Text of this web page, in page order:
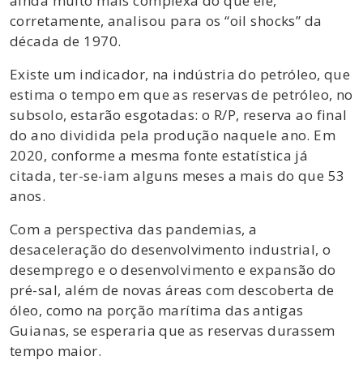
corretamente, analisou para os “oil shocks” da
década de 1970.
Existe um indicador, na indústria do petróleo, que
estima o tempo em que as reservas de petróleo, no
subsolo, estarão esgotadas: o R/P, reserva ao final
do ano dividida pela produção naquele ano. Em
2020, conforme a mesma fonte estatística já
citada, ter-se-iam alguns meses a mais do que 53
anos.
Com a perspectiva das pandemias, a
desaceleração do desenvolvimento industrial, o
desemprego e o desenvolvimento e expansão do
pré-sal, além de novas áreas com descoberta de
óleo, como na porção marítima das antigas
Guianas, se esperaria que as reservas durassem
tempo maior.